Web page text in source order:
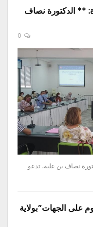
** الدكتورة نصاف
نصاف بن علية، تدعو
“زوم على الجهات”بولاية